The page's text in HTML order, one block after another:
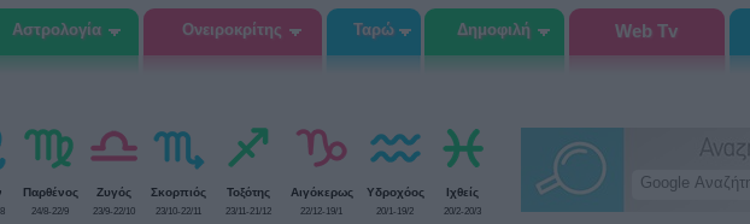
Αστρολογία Ονειροκρίτης Ταρώ Δημοφιλή Web Tv
Παρθένος
24/8-22/9
Ζυγός
23/9-22/10
Σκορπιός
23/10-22/11
Τοξότης
23/11-21/12
Αιγόκερως
22/12-19/1
Υδροχόος
20/1-19/2
Ιχθείς
20/2-20/3